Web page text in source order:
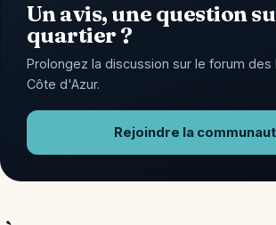
Un avis, une question
quartier ?
Prolongez la discussion sur le forum des
Côte d'Azur.
Rejoindre la